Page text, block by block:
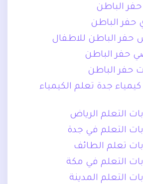
الباطن
حفر الباطن
الباطن للاطفال
حفر الباطن
حفر الباطن
جدة تعلم الكيمياء
التعلم الرياض
التعلم في جدة
تعلم الطائف
التعلم في مكة
التعلم المدينة